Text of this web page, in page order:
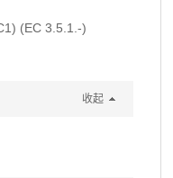
(EC 3.5.1.-)
收起